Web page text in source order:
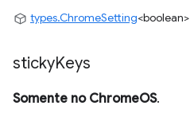
types.ChromeSetting<boolean>
stickyKeys
Somente no ChromeOS.